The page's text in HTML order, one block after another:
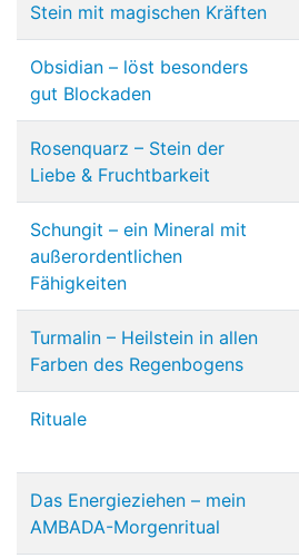
Stein mit magischen Kräften
Obsidian – löst besonders
gut Blockaden
Rosenquarz – Stein der
Liebe & Fruchtbarkeit
Schungit – ein Mineral mit
außerordentlichen
Fähigkeiten
Turmalin – Heilstein in allen
Farben des Regenbogens
Rituale
Das Energieziehen – mein
AMBADA-Morgenritual